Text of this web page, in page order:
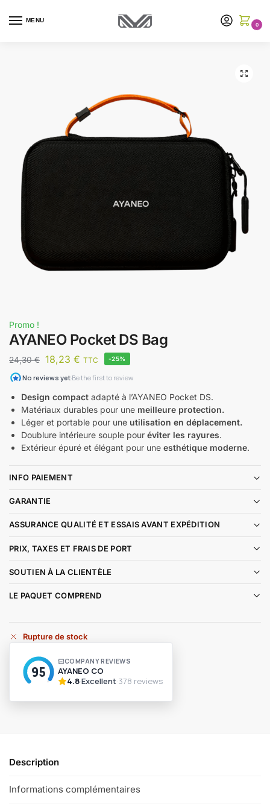
MENU
0
Promo !
AYANEO Pocket DS Bag
24,30€ 18,23 € TTC -25%
Design compact adapté à l’AYANEO Pocket DS.
Matériaux durables pour une meilleure protection.
Léger et portable pour une utilisation en déplacement.
Doublure intérieure souple pour éviter les rayures.
Extérieur épuré et élégant pour une esthétique moderne.
INFO PAIEMENT
GARANTIE
ASSURANCE QUALITÉ ET ESSAIS AVANT EXPÉDITION
PRIX, TAXES ET FRAIS DE PORT
SOUTIEN À LA CLIENTÈLE
LE PAQUET COMPREND
Rupture de stock
Description
Informations complémentaires